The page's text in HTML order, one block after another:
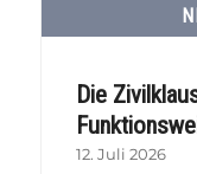
Die
12. Juli 2026